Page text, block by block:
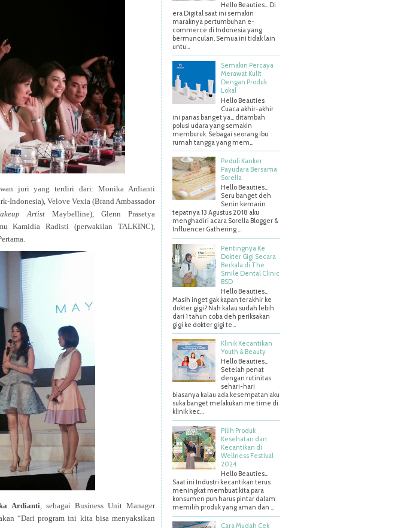
juri yang terdiri dari: Monika Ardianti
Indonesia), Velove Vexia (Brand Ambassador
Artist Maybelline), Glenn Prasetya
Kamidia Radisti (perwakilan TALKINC),
Ardianti, sebagai Business Unit Manager
“Dari program ini kita bisa menyaksikan
Hello Beauties... Di
era Digital saat ini semakin
maraknya pertumbuhan e-
commerce di Indonesia yang
bermunculan. Semua ini tidak lain
untu...
Semakin Percaya
Merawat Kulit
Dengan Produk
Lokal
Hello Beauties
Cuaca akhir-akhir
ini panas banget ya… ditambah
polusi udara yang semakin
memburuk. Sebagai seorang ibu
rumah tangga yang mem...
Peduli Kanker
Payudara Bersama
Sorella
Hello Beauties…
Seru banget deh
Senin kemarin
tepatnya 13 Agustus 2018 aku
menghadiri acara Sorella Blogger &
Influencer Gathering ...
Pentingnya Ke
Dokter Gigi Secara
Berkala di The
Smile Dental Clinic
BSD
Hello Beauties…
Masih inget gak kapan terakhir ke
dokter gigi? Nah kalau sudah lebih
dari 1 tahun coba deh periksakan
gigi ke dokter gigi te...
Klinik Kecantikan
Youth & Beauty
Hello Beauties...
Setelah penat
dengan rutinitas
sehari-hari
biasanya kalau ada kesempatan aku
suka banget melakukan me time di
klinik kec...
Pilih Produk
Kesehatan dan
Kecantikan di
Wellness Festival
2024
Hello Beauties…
Saat ini Industri kecantikan terus
meningkat membuat kita para
konsumen pun harus pintar dalam
memilih produk yang aman dan ...
Cara Mudah Cek